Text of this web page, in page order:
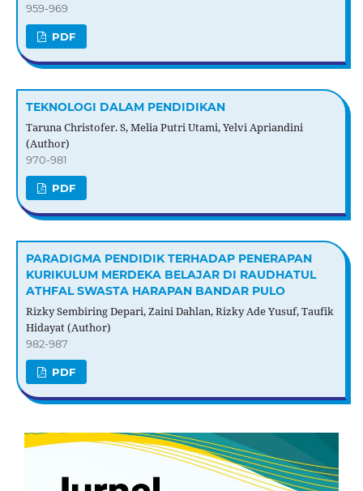
959-969
PDF
TEKNOLOGI DALAM PENDIDIKAN
Taruna Christofer. S, Melia Putri Utami, Yelvi Apriandini
(Author)
970-981
PDF
PARADIGMA PENDIDIK TERHADAP PENERAPAN
KURIKULUM MERDEKA BELAJAR DI RAUDHATUL
ATHFAL SWASTA HARAPAN BANDAR PULO
Rizky Sembiring Depari, Zaini Dahlan, Rizky Ade Yusuf, Taufik
Hidayat (Author)
982-987
PDF